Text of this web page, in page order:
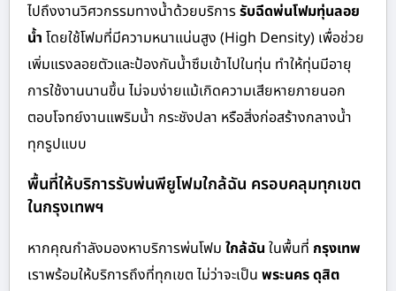
ไปถึงงานวิศวกรรมทางน้ำด้วยบริการรับฉีดพ่นโฟมทุ่นลอย
น้ำ โดยใช้โฟมที่มีความหนาแน่นสูง (High Density) เพื่อช่วย
เพิ่มแรงลอยตัวและป้องกันน้ำซึมเข้าไปในทุ่น ทำให้ทุ่นมีอายุ
การใช้งานนานขึ้น ไม่จมง่ายแม้เกิดความเสียหายภายนอก
ตอบโจทย์งานแพริมน้ำ กระชังปลา หรือสิ่งก่อสร้างกลางน้ำ
ทุกรูปแบบ
พื้นที่ให้บริการรับพ่นพียูโฟมใกล้ฉัน ครอบคลุมทุกเขต
ในกรุงเทพฯ
หากคุณกำลังมองหาบริการพ่นโฟม ใกล้ฉัน ในพื้นที่ กรุงเทพ
เราพร้อมให้บริการถึงที่ทุกเขต ไม่ว่าจะเป็น พระนคร ดุสิต